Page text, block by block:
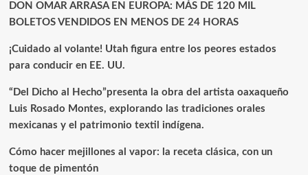
DON OMAR ARRASA EN EUROPA: MÁS DE 120 MIL
BOLETOS VENDIDOS EN MENOS DE 24 HORAS
¡Cuidado al volante! Utah figura entre los peores estados
para conducir en EE. UU.
“Del Dicho al Hecho”presenta la obra del artista oaxaqueño
Luis Rosado Montes, explorando las tradiciones orales
mexicanas y el patrimonio textil indígena.
Cómo hacer mejillones al vapor: la receta clásica, con un
toque de pimentón